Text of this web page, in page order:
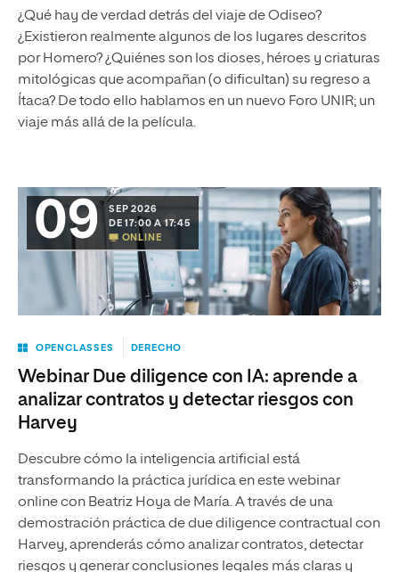
¿Qué hay de verdad detrás del viaje de Odiseo?
¿Existieron realmente algunos de los lugares descritos
por Homero? ¿Quiénes son los dioses, héroes y criaturas
mitológicas que acompañan (o dificultan) su regreso a
Ítaca? De todo ello hablamos en un nuevo Foro UNIR; un
viaje más allá de la película.
09
SEP 2026
DE 17:00 A 17:45
ONLINE
OPENCLASSES DERECHO
Webinar Due diligence con IA: aprende a
analizar contratos y detectar riesgos con
Harvey
Descubre cómo la inteligencia artificial está
transformando la práctica jurídica en este webinar
online con Beatriz Hoya de María. A través de una
demostración práctica de due diligence contractual con
Harvey, aprenderás cómo analizar contratos, detectar
riesgos y generar conclusiones legales más claras y